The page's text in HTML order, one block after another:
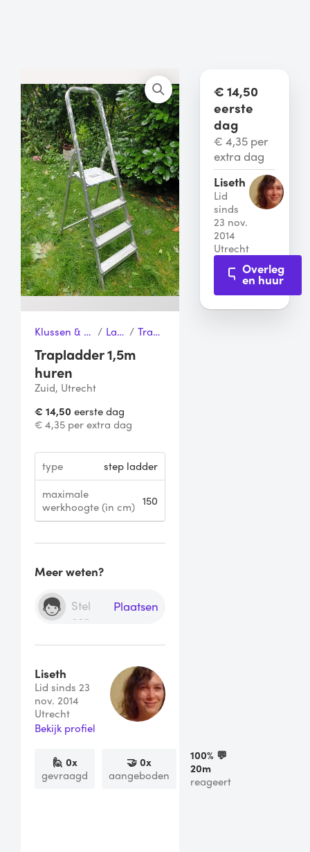
Klussen & Gereedschap / Ladders / Trapladder
Trapladder 1,5m
huren
Zuid, Utrecht
€ 14,50 eerste dag
€ 4,35 per extra dag
type
step ladder
maximale
werkhoogte (in cm) 150
Meer weten?
Plaatsen
Liseth
Lid sinds 23
nov. 2014
Utrecht
Bekijk profiel
🙋 0x
gevraagd
🤝0x
aangeboden
100% 💬
20m
reageert
€ 14,50
eerste
dag
€ 4,35 per
extra dag
Liseth
Lid
sinds
23 nov.
2014
Utrecht
Overleg
en huur